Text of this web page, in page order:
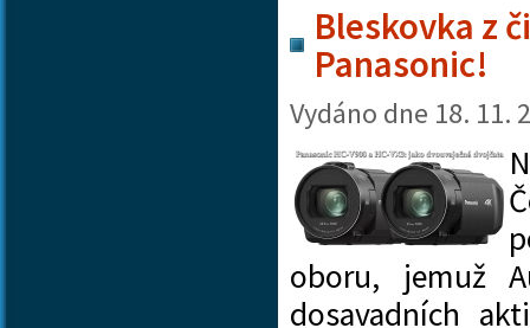
Bleskovka z
Panasonic!
Vydáno dne 18. 11.
oboru, jemuž
dosavadních